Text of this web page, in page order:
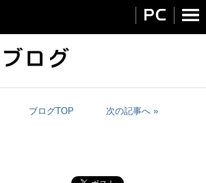
ブログTOP 次の記事へ »